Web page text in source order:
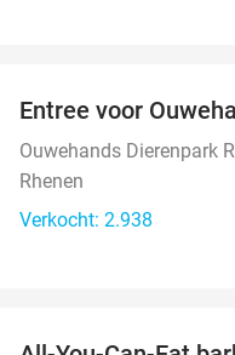
Entree voor
Ouwehands Dierenpark
Rhenen
Verkocht: 2.938